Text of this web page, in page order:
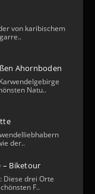
von karibischem
Ahornboden
Natu..
der..
– Biketour
Diese drei Orte
F..